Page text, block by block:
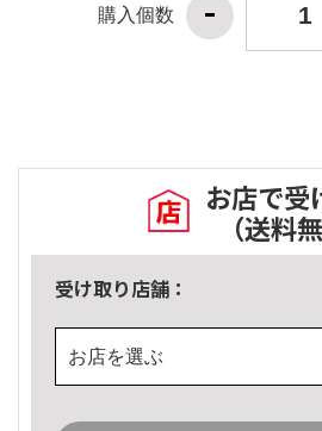
購入個数
お店で受
（送料
受け取り店舗：
お店を選ぶ